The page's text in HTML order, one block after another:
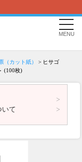
MENU
（カット紙）
> ヒサゴ
(100枚)
いて